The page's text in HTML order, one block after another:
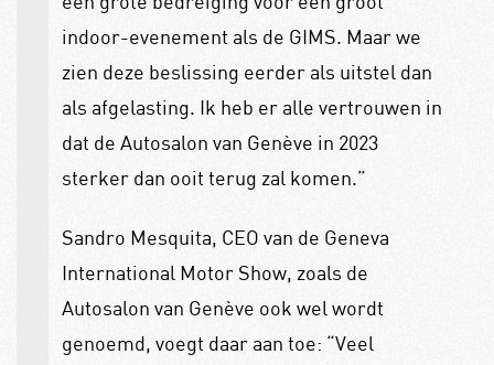
indoor-evenement als de GIMS. Maar we
zien deze beslissing eerder als uitstel dan
als afgelasting. Ik heb er alle vertrouwen in
dat de Autosalon van Genève in 2023
sterker dan ooit terug zal komen.”
Sandro Mesquita, CEO van de Geneva
International Motor Show, zoals de
Autosalon van Genève ook wel wordt
genoemd, voegt daar aan toe: “Veel